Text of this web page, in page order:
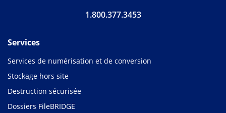
1.800.377.3453
Services
Services de numérisation et de conversion
Stockage hors site
Destruction sécurisée
Dossiers FileBRIDGE